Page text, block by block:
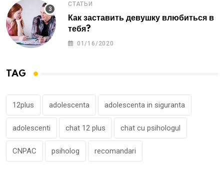
СТАТЬИ
Как заставить девушку влюбиться в
тебя?
01/16/2020
TAG
12plus adolescenta adolescenta in siguranta
adolescenti chat 12 plus chat cu psihologul
CNPAC psiholog recomandari